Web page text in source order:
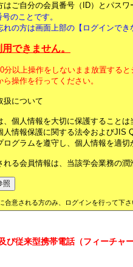
ご自分の会員番号（ID）とパスワ
のことです。
の方は画面上部の【ログインでき
できません。
以上操作をしないまま放置すると
操作を行ってください。
について
個人情報を大切に保護すること
人情報保護に関する法令およびJIS
ログラムを遵守し、個人情報を適
る会員情報は、当該学会業務の潤
意される方のみ、ログインを行って下さ
従来型携帯電話（フィーチャ